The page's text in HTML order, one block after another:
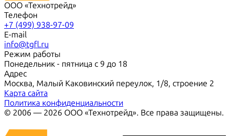
ООО «Технотрейд»
Телефон
+7 (499) 938-97-09
E-mail
info@tgfl.ru
Режим работы
Понедельник - пятница с 9 до 18
Адрес
Москва, Малый Каковинский переулок, 1/8, строение 2
Карта сайта
Политика конфиденциальности
© 2006 — 2026 ООО «Технотрейд». Все права защищены.